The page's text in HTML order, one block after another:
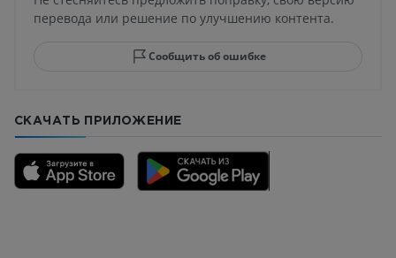
перевода или решение по улучшению контента.
Сообщить об ошибке
СКАЧАТЬ ПРИЛОЖЕНИЕ